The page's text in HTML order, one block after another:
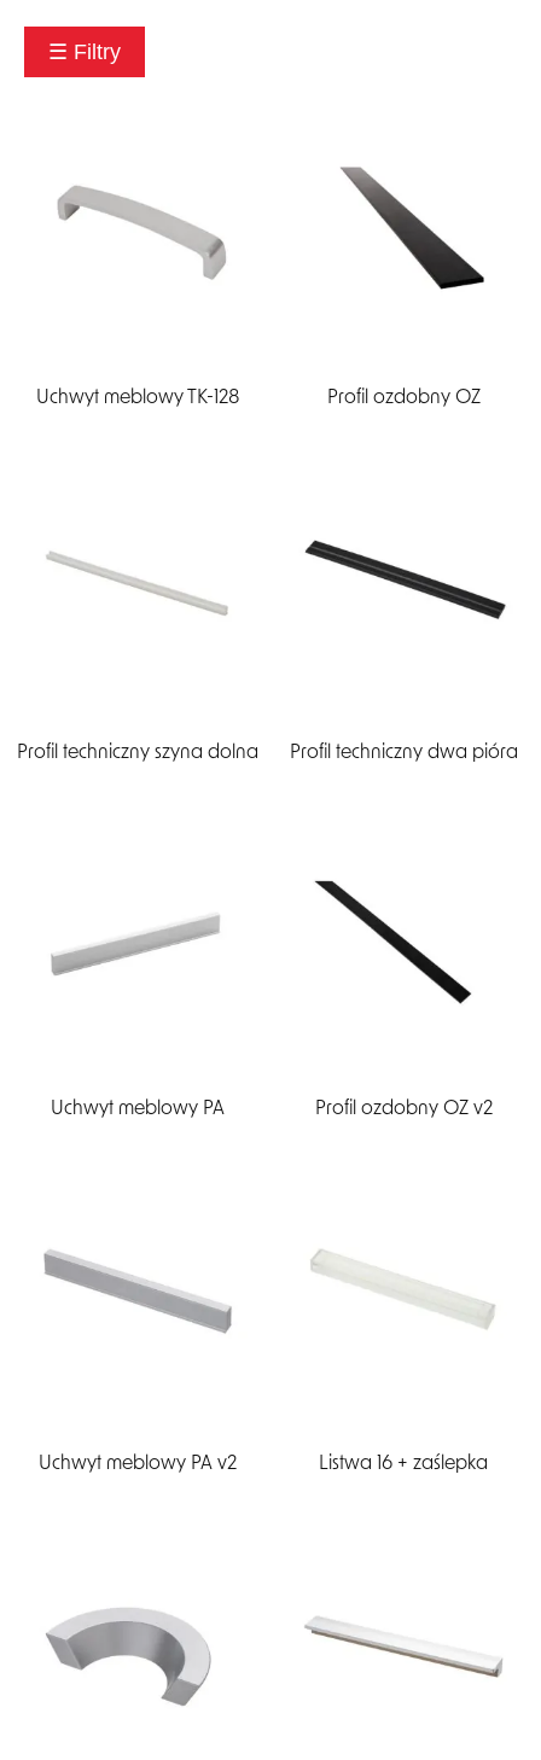
☰ Filtry
Uchwyt meblowy TK-128 Profil ozdobny OZ
Profil techniczny szyna dolna Profil techniczny dwa pióra
Uchwyt meblowy PA Profil ozdobny OZ v2
Uchwyt meblowy PA v2 Listwa 16 + zaślepka